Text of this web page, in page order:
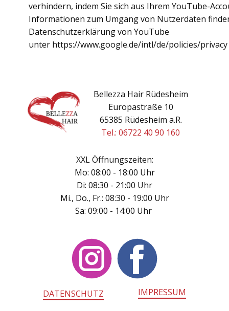
verhindern, indem Sie sich aus Ihrem YouTube-
Informationen zum Umgang von Nutzerdaten
Datenschutzerklärung von YouTube
unter https://www.google.de/intl/de/policies/privacy
XXL Öffnungszeiten:
Mo: 08:00 - 18:00 Uhr
Di: 08:30 - 21:00 Uhr
Mi., Do., Fr.: 08:30 - 19:00 Uhr
Sa: 09:00 - 14:00 Uhr
Bellezza Hair Rüdesheim
Europastraße 10
65385 Rüdesheim a.R.
Tel.: 06722 40 90 160
DATENSCHUTZ IMPRESSUM